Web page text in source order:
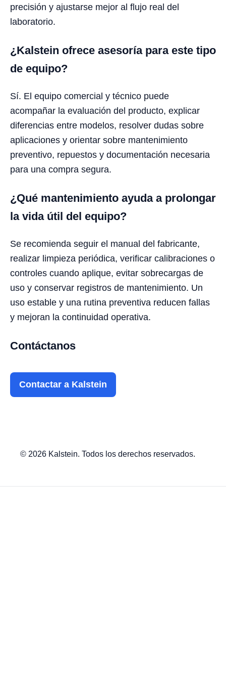
precisión y ajustarse mejor al flujo real del
laboratorio.
¿Kalstein ofrece asesoría para este tipo
de equipo?
Sí. El equipo comercial y técnico puede
acompañar la evaluación del producto, explicar
diferencias entre modelos, resolver dudas sobre
aplicaciones y orientar sobre mantenimiento
preventivo, repuestos y documentación necesaria
para una compra segura.
¿Qué mantenimiento ayuda a prolongar
la vida útil del equipo?
Se recomienda seguir el manual del fabricante,
realizar limpieza periódica, verificar calibraciones o
controles cuando aplique, evitar sobrecargas de
uso y conservar registros de mantenimiento. Un
uso estable y una rutina preventiva reducen fallas
y mejoran la continuidad operativa.
Contáctanos
Contactar a Kalstein
© 2026 Kalstein. Todos los derechos reservados.